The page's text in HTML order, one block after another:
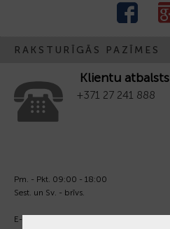
RAKSTURĪGĀS PAZĪMES
Klientu atbalsts
+371 27 241 888
Pm. - Pkt. 09:00 - 18:00
Sest. un Sv. - brīvs.
E-pasts: